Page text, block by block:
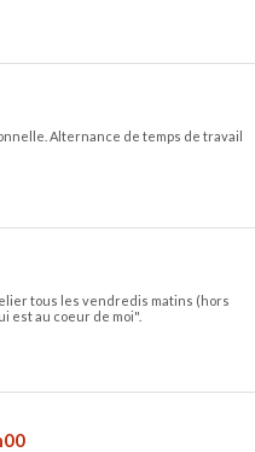
Alternance de temps de travail
tous les vendredis matins (hors
est au coeur de moi".